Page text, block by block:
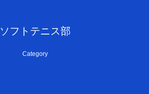
ソフトテニス部
Category